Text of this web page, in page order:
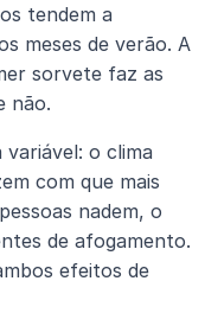
tendem a
meses de verão. A
sorvete faz as
não.
o clima
com que mais
nadem, o
de afogamento.
efeitos de